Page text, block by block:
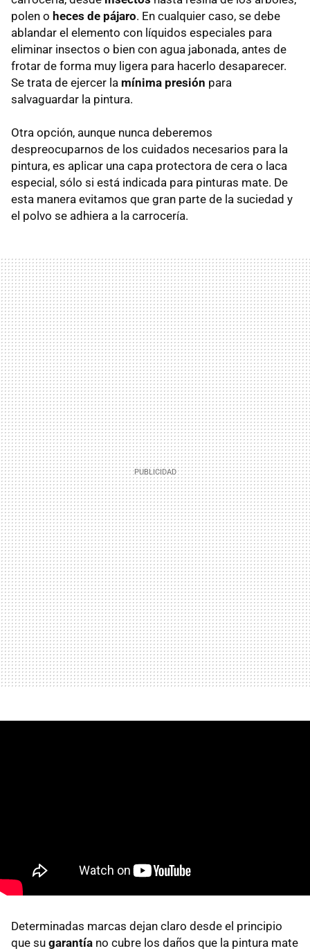
polen o heces de pájaro. En cualquier caso, se debe
ablandar el elemento con líquidos especiales para
eliminar insectos o bien con agua jabonada, antes de
frotar de forma muy ligera para hacerlo desaparecer.
Se trata de ejercer la mínima presión para
salvaguardar la pintura.
Otra opción, aunque nunca deberemos
despreocuparnos de los cuidados necesarios para la
pintura, es aplicar una capa protectora de cera o laca
especial, sólo si está indicada para pinturas mate. De
esta manera evitamos que gran parte de la suciedad y
el polvo se adhiera a la carrocería.
Determinadas marcas dejan claro desde el principio
que su garantía no cubre los daños que la pintura mate